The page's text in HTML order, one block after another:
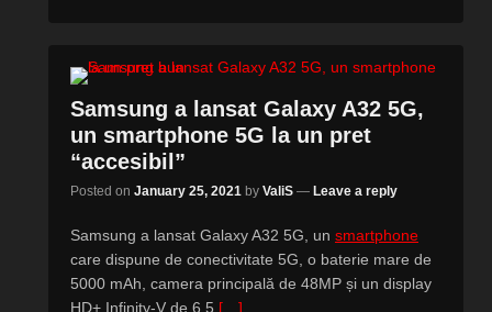
Samsung a lansat Galaxy A32 5G,
un smartphone 5G la un pret
“accesibil”
Posted on January 25, 2021 by ValiS — Leave a reply
Samsung a lansat Galaxy A32 5G, un smartphone
care dispune de conectivitate 5G, o baterie mare de
5000 mAh, camera principală de 48MP și un display
HD+ Infinity-V de 6,5 […]